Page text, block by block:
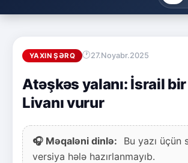
YAXIN ŞƏRQ 27.Noyabr.2025
Atəşkəs yalanı: İsrail
Livanı vurur
🎧 Məqaləni dinlə:
Bu yazı üçün
versiya hələ hazırlanmayıb.